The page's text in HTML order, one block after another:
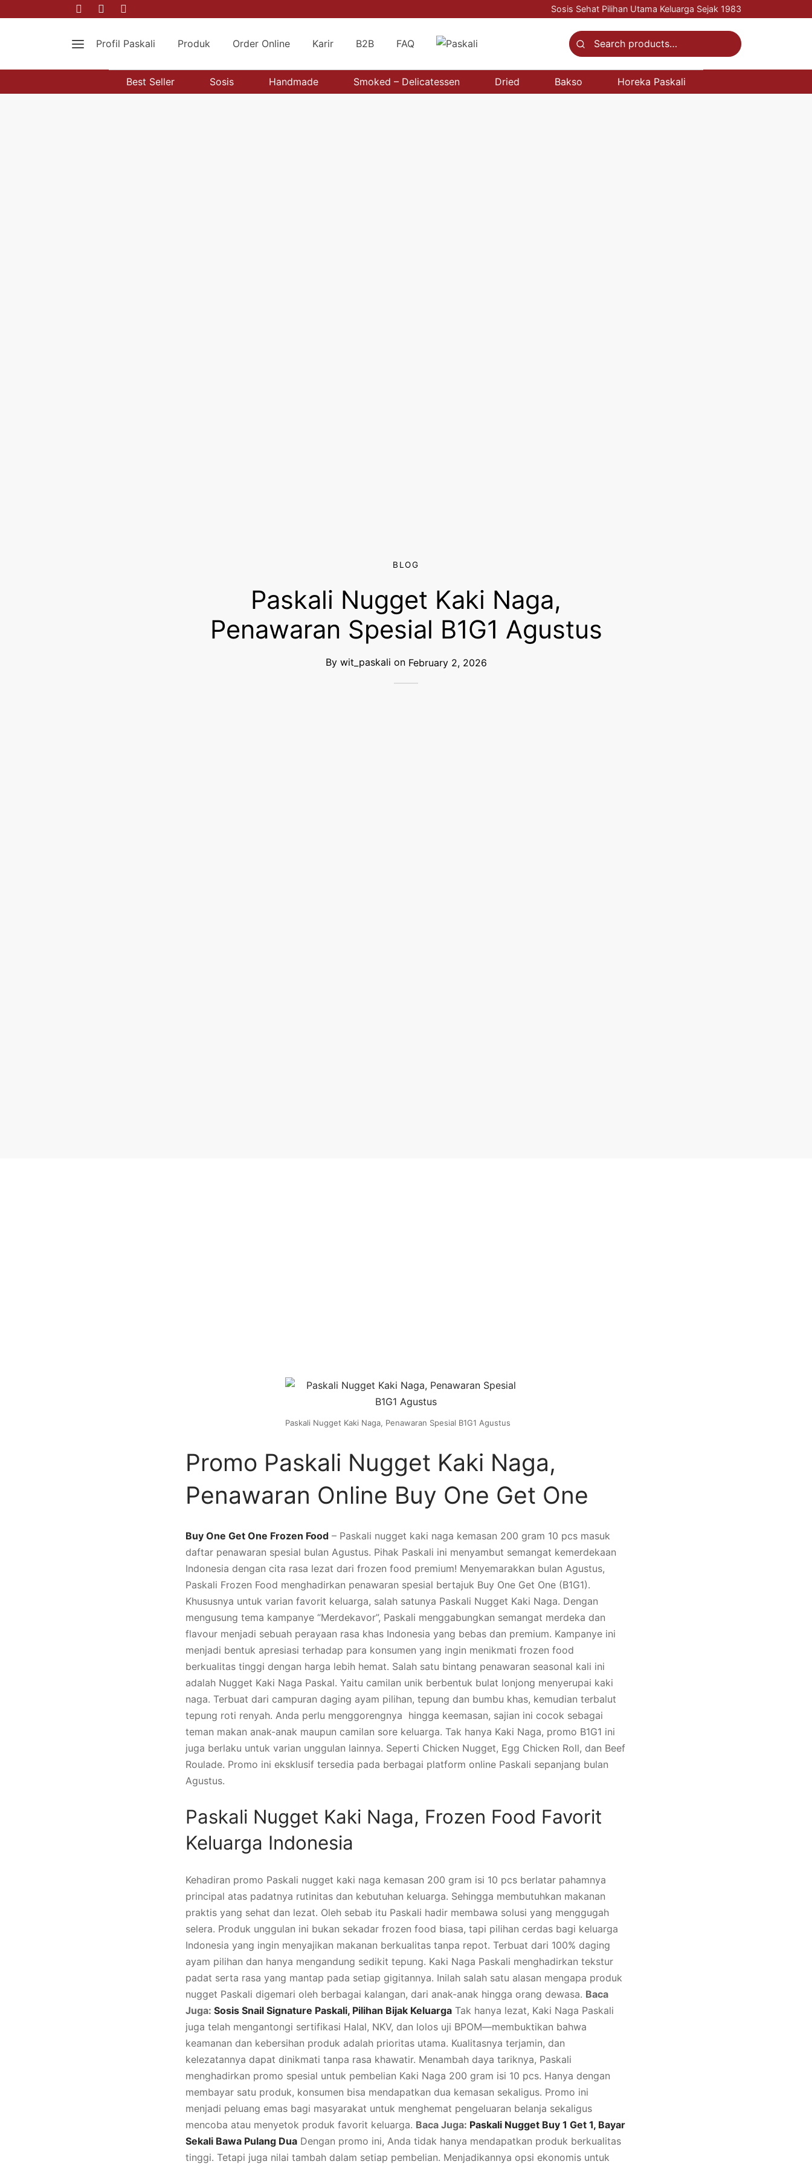
Sosis Sehat Pilihan Utama Keluarga Sejak 1983
Profil Paskali Produk Order Online Karir B2B FAQ
Search
Best Seller Sosis Handmade Smoked – Delicatessen Dried Bakso Horeka Paskali
BLOG
Paskali Nugget Kaki Naga,
Penawaran Spesial B1G1 Agustus
By wit_paskali on February 2, 2026
Paskali Nugget Kaki Naga, Penawaran Spesial B1G1 Agustus
Promo Paskali Nugget Kaki Naga,
Penawaran Online Buy One Get One
Buy One Get One Frozen Food – Paskali nugget kaki naga kemasan 200 gram 10 pcs masuk
daftar penawaran spesial bulan Agustus. Pihak Paskali ini menyambut semangat kemerdekaan
Indonesia dengan cita rasa lezat dari frozen food premium! Menyemarakkan bulan Agustus,
Paskali Frozen Food menghadirkan penawaran spesial bertajuk Buy One Get One (B1G1).
Khususnya untuk varian favorit keluarga, salah satunya Paskali Nugget Kaki Naga. Dengan
mengusung tema kampanye “Merdekavor”, Paskali menggabungkan semangat merdeka dan
flavour menjadi sebuah perayaan rasa khas Indonesia yang bebas dan premium. Kampanye ini
menjadi bentuk apresiasi terhadap para konsumen yang ingin menikmati frozen food
berkualitas tinggi dengan harga lebih hemat. Salah satu bintang penawaran seasonal kali ini
adalah Nugget Kaki Naga Paskal. Yaitu camilan unik berbentuk bulat lonjong menyerupai kaki
naga. Terbuat dari campuran daging ayam pilihan, tepung dan bumbu khas, kemudian terbalut
tepung roti renyah. Anda perlu menggorengnya hingga keemasan, sajian ini cocok sebagai
teman makan anak-anak maupun camilan sore keluarga. Tak hanya Kaki Naga, promo B1G1 ini
juga berlaku untuk varian unggulan lainnya. Seperti Chicken Nugget, Egg Chicken Roll, dan Beef
Roulade. Promo ini eksklusif tersedia pada berbagai platform online Paskali sepanjang bulan
Agustus.
Paskali Nugget Kaki Naga, Frozen Food Favorit
Keluarga Indonesia
Kehadiran promo Paskali nugget kaki naga kemasan 200 gram isi 10 pcs berlatar pahamnya
principal atas padatnya rutinitas dan kebutuhan keluarga. Sehingga membutuhkan makanan
praktis yang sehat dan lezat. Oleh sebab itu Paskali hadir membawa solusi yang menggugah
selera. Produk unggulan ini bukan sekadar frozen food biasa, tapi pilihan cerdas bagi keluarga
Indonesia yang ingin menyajikan makanan berkualitas tanpa repot. Terbuat dari 100% daging
ayam pilihan dan hanya mengandung sedikit tepung. Kaki Naga Paskali menghadirkan tekstur
padat serta rasa yang mantap pada setiap gigitannya. Inilah salah satu alasan mengapa produk
nugget Paskali digemari oleh berbagai kalangan, dari anak-anak hingga orang dewasa. Baca
Juga: Sosis Snail Signature Paskali, Pilihan Bijak Keluarga Tak hanya lezat, Kaki Naga Paskali
juga telah mengantongi sertifikasi Halal, NKV, dan lolos uji BPOM—membuktikan bahwa
keamanan dan kebersihan produk adalah prioritas utama. Kualitasnya terjamin, dan
kelezatannya dapat dinikmati tanpa rasa khawatir. Menambah daya tariknya, Paskali
menghadirkan promo spesial untuk pembelian Kaki Naga 200 gram isi 10 pcs. Hanya dengan
membayar satu produk, konsumen bisa mendapatkan dua kemasan sekaligus. Promo ini
menjadi peluang emas bagi masyarakat untuk menghemat pengeluaran belanja sekaligus
mencoba atau menyetok produk favorit keluarga. Baca Juga: Paskali Nugget Buy 1 Get 1, Bayar
Sekali Bawa Pulang Dua Dengan promo ini, Anda tidak hanya mendapatkan produk berkualitas
tinggi. Tetapi juga nilai tambah dalam setiap pembelian. Menjadikannya opsi ekonomis untuk